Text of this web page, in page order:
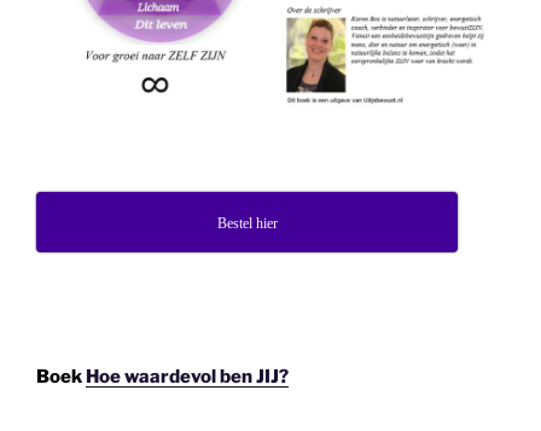
Bestel hier
Boek Hoe waardevol ben JIJ?